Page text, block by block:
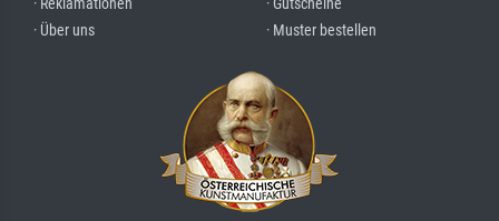
· Über uns
· Muster bestellen